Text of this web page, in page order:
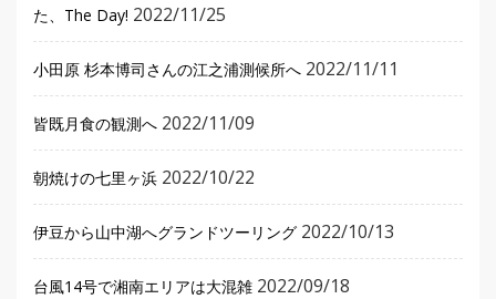
た、The Day! 2022/11/25
小田原 杉本博司さんの江之浦測候所へ 2022/11/11
皆既月食の観測へ 2022/11/09
朝焼けの七里ヶ浜 2022/10/22
伊豆から山中湖へグランドツーリング 2022/10/13
台風14号で湘南エリアは大混雑 2022/09/18